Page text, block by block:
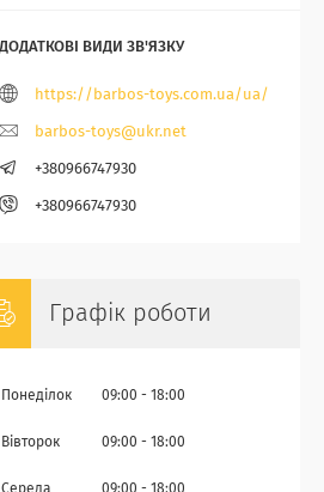
https://barbos-toys.com.ua/ua/
barbos-toys@ukr.net
+380966747930
+380966747930
Графік роботи
Понеділок 09:00 18:00
Вівторок 09:00 18:00